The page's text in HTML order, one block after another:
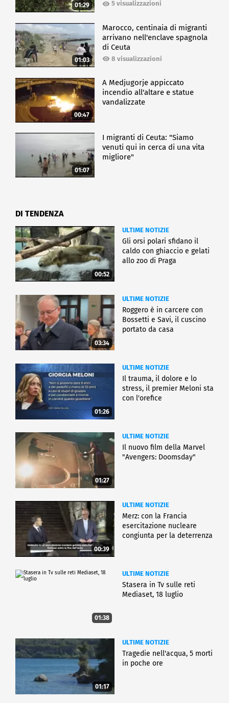
01:29 5 visualizzazioni
01:03
Marocco, centinaia di migranti
arrivano nell'enclave spagnola
di Ceuta
8 visualizzazioni
00:47
A Medjugorje appiccato
incendio all'altare e statue
vandalizzate
01:07
I migranti di Ceuta: "Siamo
venuti qui in cerca di una vita
migliore"
DI TENDENZA
00:52
ULTIME NOTIZIE
Gli orsi polari sfidano il
caldo con ghiaccio e gelati
allo zoo di Praga
03:34
ULTIME NOTIZIE
Roggero è in carcere con
Bossetti e Savi, il cuscino
portato da casa
01:26
ULTIME NOTIZIE
Il trauma, il dolore e lo
stress, il premier Meloni sta
con l'orefice
01:27
ULTIME NOTIZIE
Il nuovo film della Marvel
"Avengers: Doomsday"
00:39
ULTIME NOTIZIE
Merz: con la Francia
esercitazione nucleare
congiunta per la deterrenza
01:38
ULTIME NOTIZIE
Stasera in Tv sulle reti
Mediaset, 18 luglio
01:17
ULTIME NOTIZIE
Tragedie nell'acqua, 5 morti
in poche ore